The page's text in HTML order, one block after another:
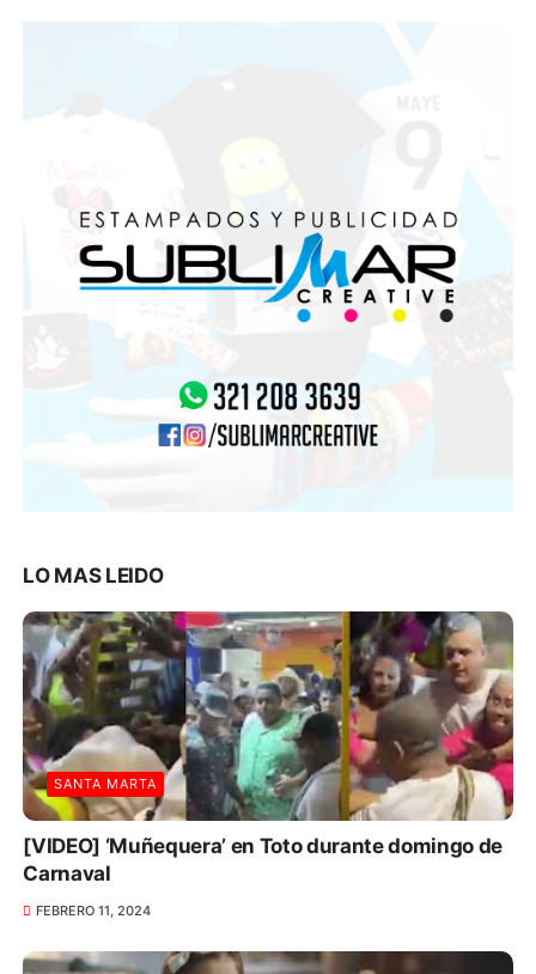
LO MAS LEIDO
SANTA MARTA
[VIDEO] ‘Muñequera’ en Toto durante domingo de
Carnaval
FEBRERO 11, 2024